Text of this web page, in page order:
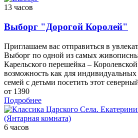
13 часов
Выборг "Дорогой Королей"
Приглашаем вас отправиться в
Выборг по одной из самых
Карельского перешейка –
возможность как для индивидуальных
семей с детьми посетить этот
от 1390
Подробнее
6 часов